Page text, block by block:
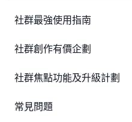
社群最強使用指南
社群創作有價企劃
社群焦點功能及升級計劃
常見問題